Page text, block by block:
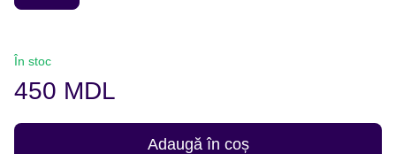
În stoc
450 MDL
Adaugă în coș